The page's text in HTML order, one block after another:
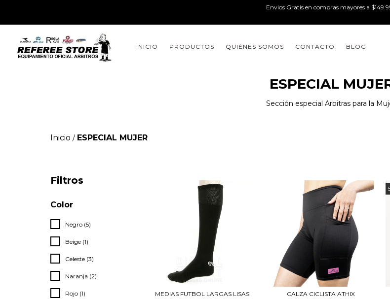
Envios Gratis en compras mayores a
INICIO PRODUCTOS QUIÉNES SOMOS CONTACTO BLOG
ESPECIAL
Sección especial Arbitras para la
Inicio / ESPECIAL MUJER
Filtros
Color
Negro (5)
Beige (1)
Celeste (3)
Naranja (2)
Rojo (1)
MEDIAS FUTBOL LARGAS LISAS
CALZA CICLISTA ATHIX